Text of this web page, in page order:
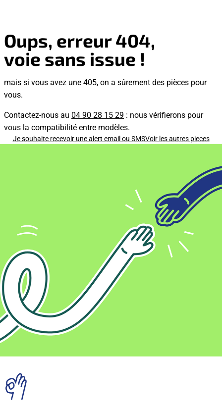
Oups, erreur 404,
voie sans issue !
mais si vous avez une 405, on a sûrement des pièces pour
vous.
Contactez-nous au 04 90 28 15 29 : nous vérifierons pour
vous la compatibilité entre modèles.
Je souhaite recevoir une alert email ou SMSVoir les autres pieces